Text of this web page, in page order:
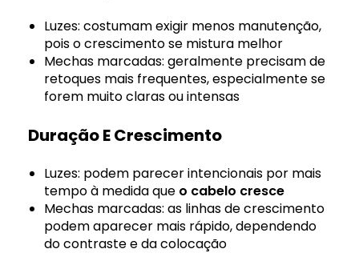
Luzes: costumam exigir menos manutenção,
pois o crescimento se mistura melhor
Mechas marcadas: geralmente precisam de
retoques mais frequentes, especialmente se
forem muito claras ou intensas
Duração E Crescimento
Luzes: podem parecer intencionais por mais
tempo à medida que o cabelo cresce
Mechas marcadas: as linhas de crescimento
podem aparecer mais rápido, dependendo
do contraste e da colocação